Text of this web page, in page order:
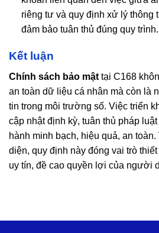
riêng tư và quy định xử lý thông
đảm bảo tuân thủ đúng quy trình.
Kết luận
Chính sách bảo mật tại C168
an toàn dữ liệu cá nhân mà còn là
tin trong môi trường số. Việc triển
cập nhật định kỳ, tuân thủ pháp
hành minh bạch, hiệu quả, an
diện, quy định này đóng vai trò
uy tín, đề cao quyền lợi của người